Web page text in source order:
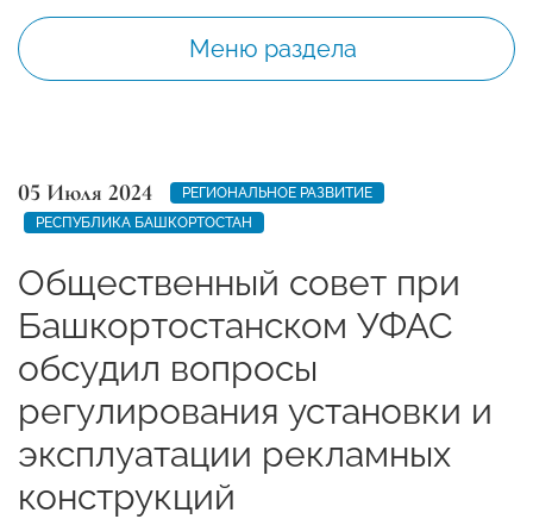
Меню раздела
05 Июля 2024
РЕГИОНАЛЬНОЕ РАЗВИТИЕ
РЕСПУБЛИКА БАШКОРТОСТАН
Общественный совет при
Башкортостанском УФАС
обсудил вопросы
регулирования установки и
эксплуатации рекламных
конструкций